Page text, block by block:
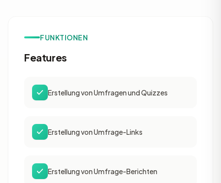
FUNKTIONEN
Features
Erstellung von Umfragen und Quizzes
Erstellung von Umfrage-Links
Erstellung von Umfrage-Berichten